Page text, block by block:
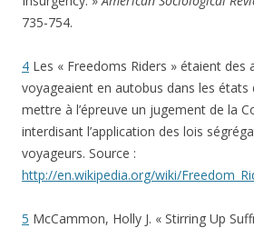
735-754.
4 Les « Freedoms Riders » étaient des
voyageaient en autobus dans les états
mettre à l’épreuve un jugement de la
interdisant l’application des lois
voyageurs. Source :
http://en.wikipedia.org/wiki/
5 McCammon, Holly J. « Stirring Up